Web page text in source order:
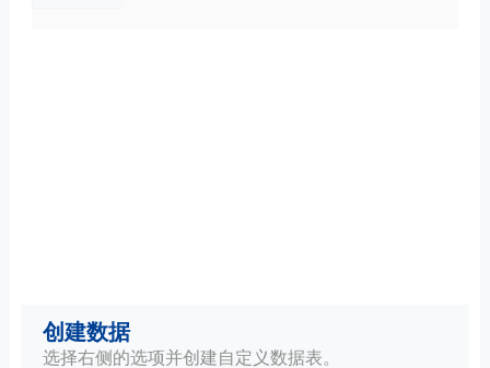
创建数据
选择右侧的选项并创建自定义数据表。